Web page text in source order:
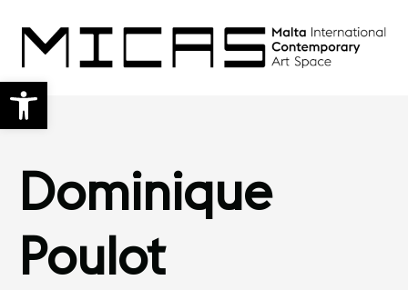
Open toolbar
Dominique
Poulot